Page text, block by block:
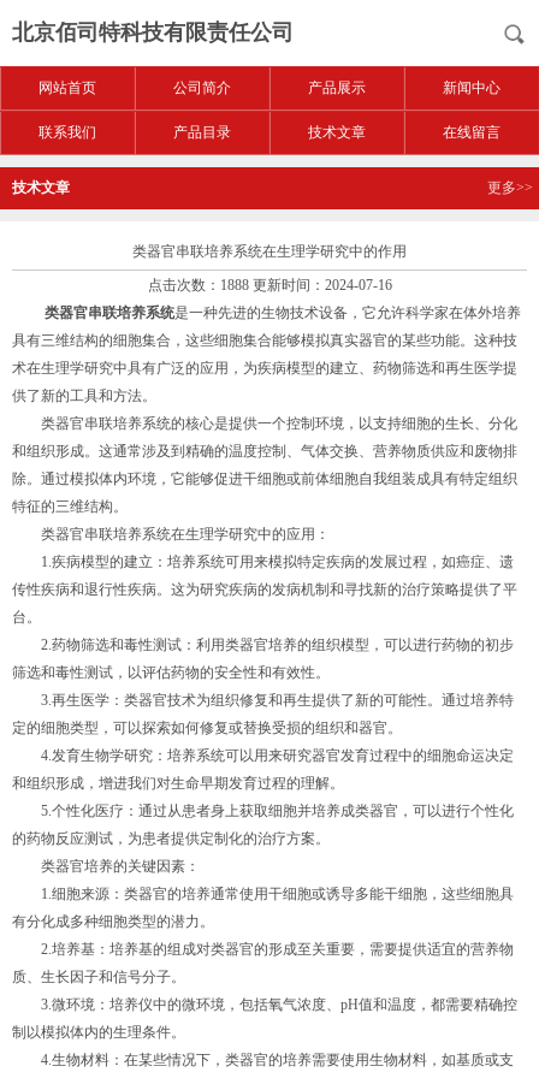
北京佰司特科技有限责任公司
网站首页 公司简介 产品展示 新闻中心
联系我们 产品目录 技术文章 在线留言
技术文章 更多>>
类器官串联培养系统在生理学研究中的作用
点击次数：1888 更新时间：2024-07-16
类器官串联培养系统是一种先进的生物技术设备，它允许科学家在体外培养
具有三维结构的细胞集合，这些细胞集合能够模拟真实器官的某些功能。这种技
术在生理学研究中具有广泛的应用，为疾病模型的建立、药物筛选和再生医学提
供了新的工具和方法。
类器官串联培养系统的核心是提供一个控制环境，以支持细胞的生长、分化
和组织形成。这通常涉及到精确的温度控制、气体交换、营养物质供应和废物排
除。通过模拟体内环境，它能够促进干细胞或前体细胞自我组装成具有特定组织
特征的三维结构。
类器官串联培养系统在生理学研究中的应用：
1.疾病模型的建立：培养系统可用来模拟特定疾病的发展过程，如癌症、遗
传性疾病和退行性疾病。这为研究疾病的发病机制和寻找新的治疗策略提供了平
台。
2.药物筛选和毒性测试：利用类器官培养的组织模型，可以进行药物的初步
筛选和毒性测试，以评估药物的安全性和有效性。
3.再生医学：类器官技术为组织修复和再生提供了新的可能性。通过培养特
定的细胞类型，可以探索如何修复或替换受损的组织和器官。
4.发育生物学研究：培养系统可以用来研究器官发育过程中的细胞命运决定
和组织形成，增进我们对生命早期发育过程的理解。
5.个性化医疗：通过从患者身上获取细胞并培养成类器官，可以进行个性化
的药物反应测试，为患者提供定制化的治疗方案。
类器官培养的关键因素：
1.细胞来源：类器官的培养通常使用干细胞或诱导多能干细胞，这些细胞具
有分化成多种细胞类型的潜力。
2.培养基：培养基的组成对类器官的形成至关重要，需要提供适宜的营养物
质、生长因子和信号分子。
3.微环境：培养仪中的微环境，包括氧气浓度、pH值和温度，都需要精确控
制以模拟体内的生理条件。
4.生物材料：在某些情况下，类器官的培养需要使用生物材料，如基质或支